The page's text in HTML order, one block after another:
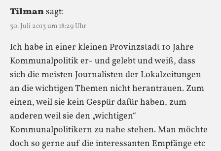
Tilmansagt:
30. Juli 2013 um 18:29 Uhr
Ich habe in einer kleinen Provinzstadt 10 Jahre
Kommunalpolitik er- und gelebt und weiß, dass
sich die meisten Journalisten der Lokalzeitungen
an die wichtigen Themen nicht herantrauen. Zum
einen, weil sie kein Gespür dafür haben, zum
anderen weil sie den „wichtigen“
Kommunalpolitikern zu nahe stehen. Man möchte
doch so gerne auf die interessanten Empfänge etc